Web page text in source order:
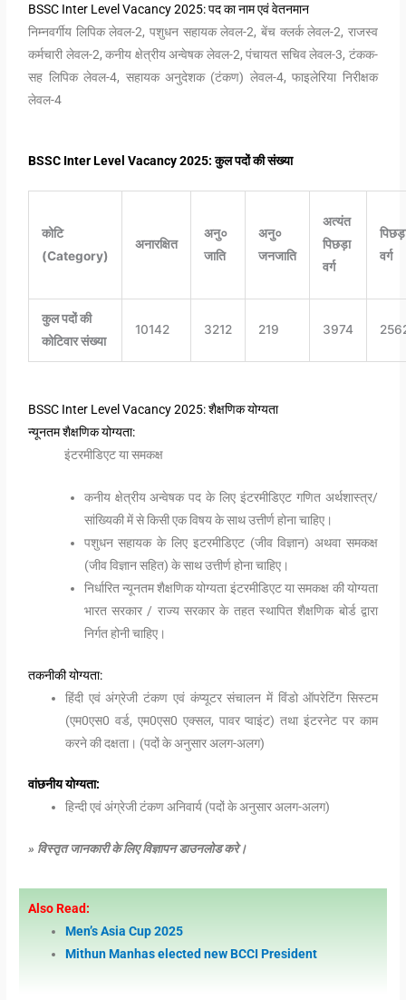
BSSC Inter Level Vacancy 2025: पद का नाम एवं वेतनमान
निम्नवर्गीय लिपिक लेवल-2, पशुधन सहायक लेवल-2, बेंच क्लर्क लेवल-2, राजस्व
कर्मचारी लेवल-2, कनीय क्षेत्रीय अन्वेषक लेवल-2, पंचायत सचिव लेवल-3, टंकक-
सह लिपिक लेवल-4, सहायक अनुदेशक (टंकण) लेवल-4, फाइलेरिया निरीक्षक
लेवल-4
BSSC Inter Level Vacancy 2025: कुल पदों की संख्या
कोटि
(Category)
अनारक्षित
अनु०
जाति
अनु०
जनजाति
अत्यंत
पिछड़ा
वर्ग
वर्ग
कुल पदों की
कोटिवार संख्या
10142 3212 219 3974
BSSC Inter Level Vacancy 2025:शैक्षणिक योग्यता
न्यूनतम शैक्षणिक योग्यता:
इंटरमीडिएट या समकक्ष
कनीय क्षेत्रीय अन्वेषक पद के लिए इंटरमीडिएट गणित अर्थशास्त्र/
सांख्यिकी में से किसी एक विषय के साथ उत्तीर्ण होना चाहिए।
पशुधन सहायक के लिए इटरमीडिएट (जीव विज्ञान) अथवा समकक्ष
(जीव विज्ञान सहित) के साथ उत्तीर्ण होना चाहिए।
निर्धारित न्यूनतम शैक्षणिक योग्यता इंटरमीडिएट या समकक्ष की योग्यता
भारत सरकार / राज्य सरकार के तहत स्थापित शैक्षणिक बोर्ड द्वारा
निर्गत होनी चाहिए।
तकनीकी योग्यता:
हिंदी एवं अंग्रेजी टंकण एवं कंप्यूटर संचालन में विंडो ऑपरेटिंग सिस्टम
(एम0एस0 वर्ड, एम0एस0 एक्सल, पावर प्वाइंट) तथा इंटरनेट पर काम
करने की दक्षता। (पदों के अनुसार अलग-अलग)
वांछनीय योग्यता:
हिन्दी एवं अंग्रेजी टंकण अनिवार्य (पदों के अनुसार अलग-अलग)
» विस्तृत जानकारी के लिए विज्ञापन डाउनलोड करे।
Also Read:
Men’s Asia Cup 2025
Mithun Manhas elected new BCCI President